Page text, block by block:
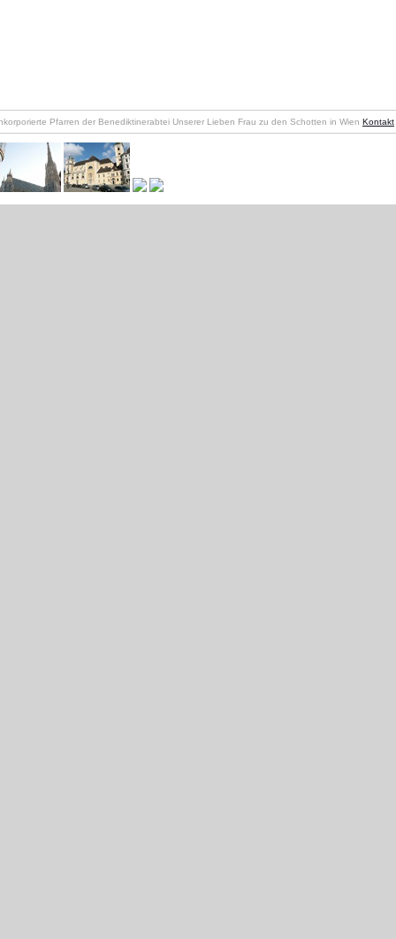
Pfarren der Benediktinerabtei Unserer Lieben Frau zu den Schotten in Wien Kontakt